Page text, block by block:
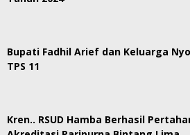
Bupati Fadhil Arief dan Keluarga
TPS 11
Kren.. RSUD Hamba Berhasil